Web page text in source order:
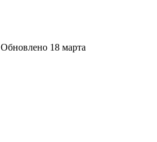
Обновлено 18 марта